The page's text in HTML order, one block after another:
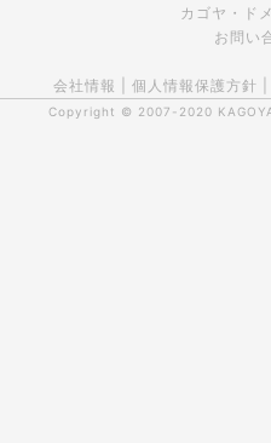
カゴヤ・ド
お問い
会社情報 個人情報保護方針
Copyright © 2007-2020